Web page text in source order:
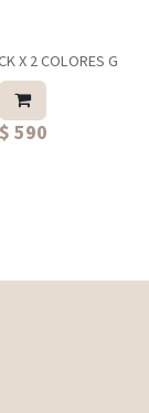
X 2 COLORES G
$ 590